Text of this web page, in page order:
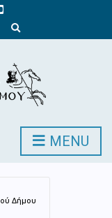
x
d
s
e
c
o
MENU
Δήμου